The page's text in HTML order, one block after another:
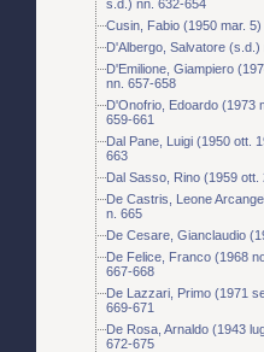
s.d.) nn. 632-654
Cusin, Fabio (1950 mar.
D'Albergo, Salvatore (s.d.)
D'Emilione, Giampiero
nn. 657-658
D'Onofrio, Edoardo (1973
659-661
Dal Pane, Luigi (1950 ott.
663
Dal Sasso, Rino (1959 ott.
De Castris, Leone
n. 665
De Cesare, Gianclaudio
De Felice, Franco (1968
667-668
De Lazzari, Primo (1971
669-671
De Rosa, Arnaldo (1943
672-675